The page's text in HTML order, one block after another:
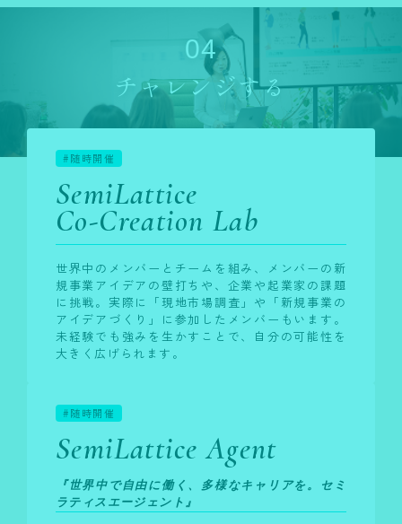
04
チャレンジする
#随時開催
SemiLattice
Co-Creation Lab
世界中のメンバーとチームを組み、メンバーの新
規事業アイデアの壁打ちや、企業や起業家の課題
に挑戦。実際に「現地市場調査」や「新規事業の
アイデアづくり」に参加したメンバーもいます。
未経験でも強みを生かすことで、自分の可能性を
大きく広げられます。
#随時開催
SemiLattice Agent
『世界中で自由に働く、多様なキャリアを。セミ
ラティスエージェント』